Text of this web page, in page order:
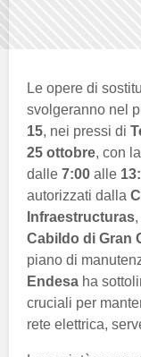
Le opere di
svolgeranno nel
15, nei pressi di
25 ottobre, con
dalle 7:00 alle
autorizzati dalla
Infraestructuras,
Cabildo di Gran
piano di
Endesa ha
cruciali per
rete elettrica,